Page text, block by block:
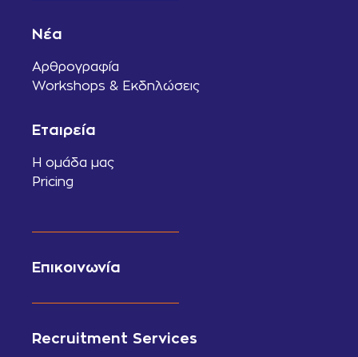
Νέα
Αρθρογραφία
Workshops & Εκδηλώσεις
Εταιρεία
Η ομάδα μας
Pricing
Επικοινωνία
Recruitment Services